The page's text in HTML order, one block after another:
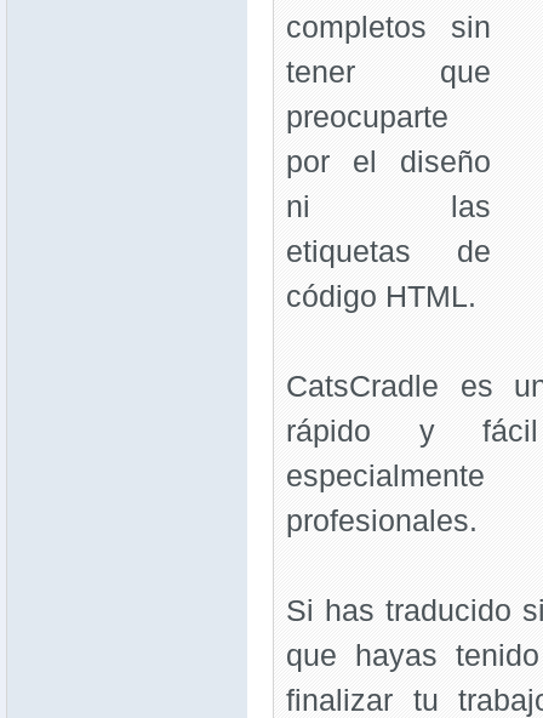
completos sin
tener que
preocuparte
por el diseño
ni las
etiquetas de
código HTML.
CatsCradle es
rápido y
profesionales.
Si has traducido
que hayas
finalizar tu